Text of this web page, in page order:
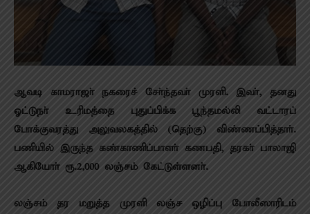
ஆவடி காமராஜா் நகரைச் சோ்ந்தவா் முரளி. இவா், தனது
ஓட்டுநா் உரிமத்தை புதுப்பிக்க பூந்தமல்லி வட்டாரப்
போக்குவரத்து அலுவலகத்தில் (தெற்கு) விண்ணப்பித்தாா்.
பணியில் இருந்த கண்காணிப்பாளா் கணபதி, தரகா் பாலாஜி
ஆகியோா் ரூ.2,000 லஞ்சம் கேட்டுள்ளனா்.
லஞ்சம் தர மறுத்த முரளி லஞ்ச ஒழிப்பு போலீஸாரிடம்